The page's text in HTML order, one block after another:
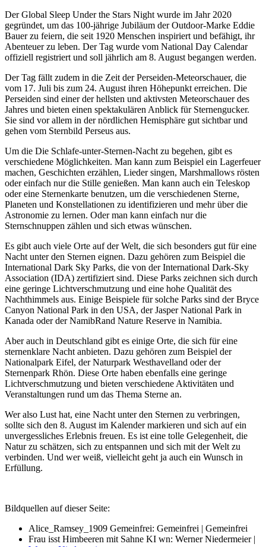
Der Global Sleep Under the Stars Night wurde im Jahr 2020
gegründet, um das 100-jährige Jubiläum der Outdoor-Marke Eddie
Bauer zu feiern, die seit 1920 Menschen inspiriert und befähigt, ihr
Abenteuer zu leben. Der Tag wurde vom National Day Calendar
offiziell registriert und soll jährlich am 8. August begangen werden.
Der Tag fällt zudem in die Zeit der Perseiden-Meteorschauer, die
vom 17. Juli bis zum 24. August ihren Höhepunkt erreichen. Die
Perseiden sind einer der hellsten und aktivsten Meteorschauer des
Jahres und bieten einen spektakulären Anblick für Sternengucker.
Sie sind vor allem in der nördlichen Hemisphäre gut sichtbar und
gehen vom Sternbild Perseus aus.
Um die Die Schlafe-unter-Sternen-Nacht zu begehen, gibt es
verschiedene Möglichkeiten. Man kann zum Beispiel ein Lagerfeuer
machen, Geschichten erzählen, Lieder singen, Marshmallows rösten
oder einfach nur die Stille genießen. Man kann auch ein Teleskop
oder eine Sternenkarte benutzen, um die verschiedenen Sterne,
Planeten und Konstellationen zu identifizieren und mehr über die
Astronomie zu lernen. Oder man kann einfach nur die
Sternschnuppen zählen und sich etwas wünschen.
Es gibt auch viele Orte auf der Welt, die sich besonders gut für eine
Nacht unter den Sternen eignen. Dazu gehören zum Beispiel die
International Dark Sky Parks, die von der International Dark-Sky
Association (IDA) zertifiziert sind. Diese Parks zeichnen sich durch
eine geringe Lichtverschmutzung und eine hohe Qualität des
Nachthimmels aus. Einige Beispiele für solche Parks sind der Bryce
Canyon National Park in den USA, der Jasper National Park in
Kanada oder der NamibRand Nature Reserve in Namibia.
Aber auch in Deutschland gibt es einige Orte, die sich für eine
sternenklare Nacht anbieten. Dazu gehören zum Beispiel der
Nationalpark Eifel, der Naturpark Westhavelland oder der
Sternenpark Rhön. Diese Orte haben ebenfalls eine geringe
Lichtverschmutzung und bieten verschiedene Aktivitäten und
Veranstaltungen rund um das Thema Sterne an.
Wer also Lust hat, eine Nacht unter den Sternen zu verbringen,
sollte sich den 8. August im Kalender markieren und sich auf ein
unvergessliches Erlebnis freuen. Es ist eine tolle Gelegenheit, die
Natur zu schätzen, sich zu entspannen und sich mit der Welt zu
verbinden. Und wer weiß, vielleicht geht ja auch ein Wunsch in
Erfüllung.
Bildquellen auf dieser Seite:
Alice_Ramsey_1909 Gemeinfrei: Gemeinfrei | Gemeinfrei
Frau isst Himbeeren mit Sahne KI wn: Werner Niedermeier |